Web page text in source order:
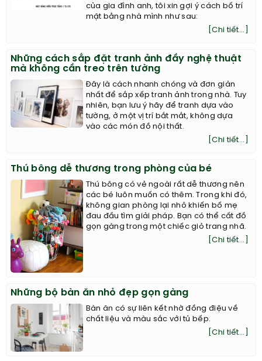
của gia đình anh, tôi xin gợi ý cách bố trí
mặt bằng nhà mình như sau:
[Chi tiết...]
Những cách sắp đặt tranh ảnh đầy nghệ thuật
mà không cần treo trên tường
Đây là cách nhanh chóng và đơn giản
nhất để sắp xếp tranh ảnh trong nhà. Tuy
nhiên, bạn lưu ý hãy để tranh dựa vào
tường, ở một vị trí bắt mắt, không dựa
vào các món đồ nội thất.
[Chi tiết...]
Thú bông dễ thương trong phòng của bé
Thú bông có vẻ ngoài rất dễ thương nên
các bé luôn muốn có thêm. Trong khi đó,
không gian phòng lại nhỏ khiến bố mẹ
đau đầu tìm giải pháp. Bạn có thể cất đồ
gọn gàng trong một chiếc giỏ trang nhã.
[Chi tiết...]
Những bộ bàn ăn nhỏ đẹp gọn gàng
Bàn ăn có sự liên kết nhờ đồng điệu về
chất liệu và màu sắc với tủ bếp.
[Chi tiết...]